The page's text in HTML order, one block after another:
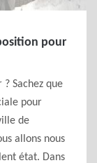
pour
Sachez que
pour
de
allons nous
état. Dans